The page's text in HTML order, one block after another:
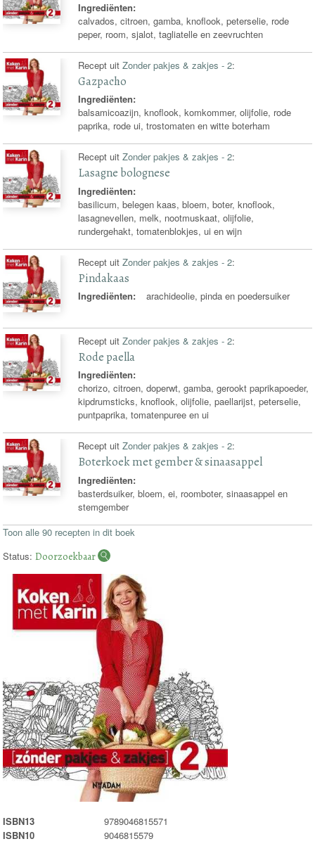
Ingrediënten:
calvados, citroen, gamba, knoflook, peterselie, rode
peper, room, sjalot, tagliatelle en zeevruchten
Recept uitZonder pakjes & zakjes - 2:
Gazpacho
Ingrediënten:
balsamicoazijn, knoflook, komkommer, olijfolie, rode
paprika, rode ui, trostomaten en witte boterham
Recept uitZonder pakjes & zakjes - 2:
Lasagne bolognese
Ingrediënten:
basilicum, belegen kaas, bloem, boter, knoflook,
lasagnevellen, melk, nootmuskaat, olijfolie,
rundergehakt, tomatenblokjes, ui en wijn
Recept uitZonder pakjes & zakjes - 2:
Pindakaas
Ingrediënten: arachideolie, pinda en poedersuiker
Recept uitZonder pakjes & zakjes - 2:
Rode paella
Ingrediënten:
chorizo, citroen, doperwt, gamba, gerookt paprikapoeder,
kipdrumsticks, knoflook, olijfolie, paellarijst, peterselie,
puntpaprika, tomatenpuree en ui
Recept uitZonder pakjes & zakjes - 2:
Boterkoek met gember & sinaasappel
Ingrediënten:
basterdsuiker, bloem, ei, roomboter, sinaasappel en
stemgember
Toon alle 90 recepten in dit boek
Status: Doorzoekbaar
ISBN13
9789046815571
ISBN10
9046815579